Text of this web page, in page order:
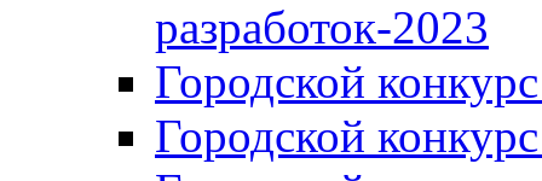
разработок-2023
Городской
Городской